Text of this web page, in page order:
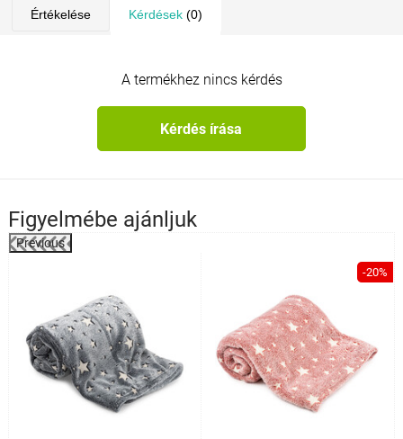
Értékelése Kérdések(0)
A termékhez nincs kérdés
Kérdés írása
Figyelmébe ajánljuk
Previous
-20%